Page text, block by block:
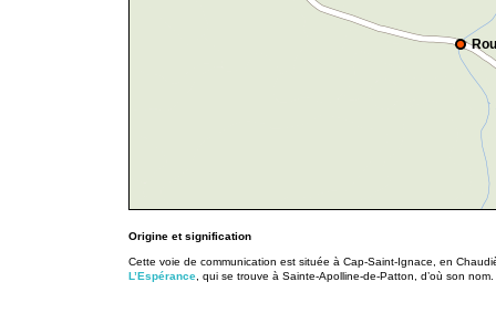
Origine et signification
Cette voie de communication est située à Cap-Saint-Ignace, en
L’Espérance , qui se trouve à Sainte-Apolline-de-Patton, d’où son nom.